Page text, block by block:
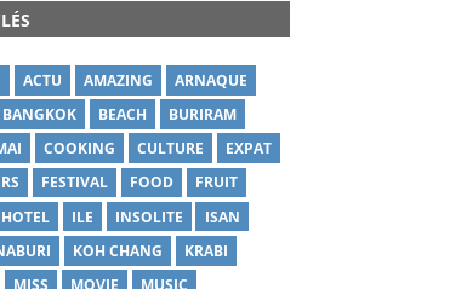
ACTU AMAZING
ARNAQUE
BANGKOK BEACH
BURIRAM
COOKING CULTURE
EXPAT
FESTIVAL FOOD
FRUIT
HOTEL ILE INSOLITE
ISAN
KOH CHANG
KRABI
MISS MOVIE
MUSIC